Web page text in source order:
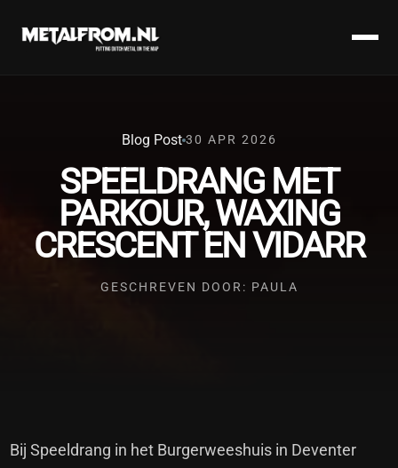
Blog Post 30 APR 2026
SPEELDRANG MET
PARKOUR, WAXING
CRESCENT EN VIDARR
GESCHREVEN DOOR: PAULA
Bij Speeldrang in het Burgerweeshuis in Deventer